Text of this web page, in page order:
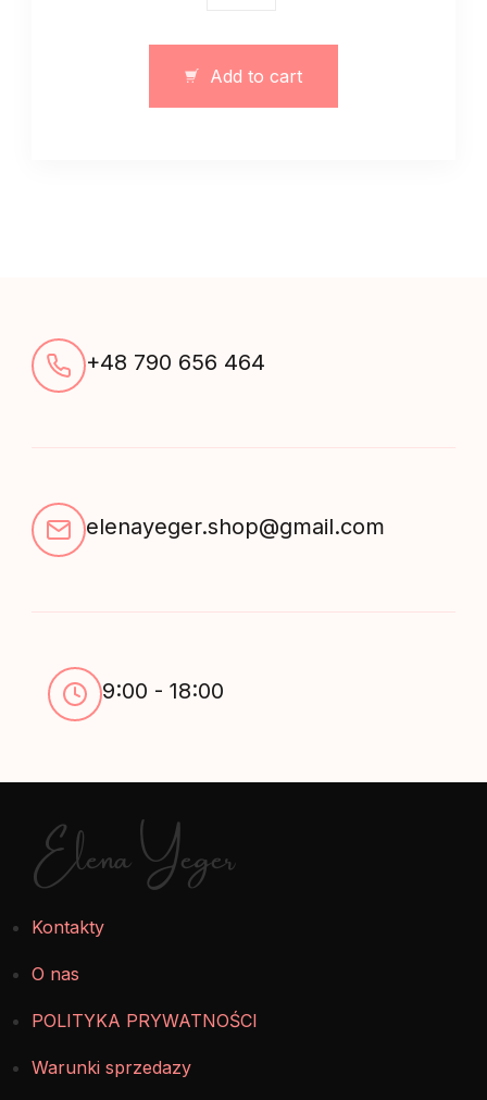
bawelna
quantity
Add to cart
+48 790 656 464
elenayeger.shop@gmail.com
9:00 - 18:00
Elena Yeger
Kontakty
O nas
POLITYKA PRYWATNOŚCI
Warunki sprzedazy